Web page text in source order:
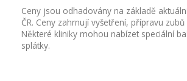
Ceny jsou odhadovány na základě
ČR. Ceny zahrnují vyšetření, přípravu
Některé kliniky mohou nabízet speciální
splátky.